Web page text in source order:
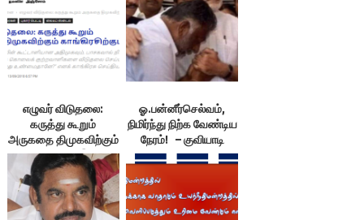
எழுவர் விடுதலை:
கருத்து கூறும்
அருகதை திமுகவிற்கும்
காங்கிரசிற்கும் இல்லை !
– குவியாடி, தினசரி
ஓ.பன்னீர்செல்வம்,
நிமிர்ந்து நிற்க வேண்டிய
நேரம்! – குவியாடி